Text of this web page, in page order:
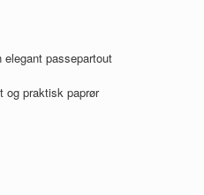
passepartout
og praktisk paprør